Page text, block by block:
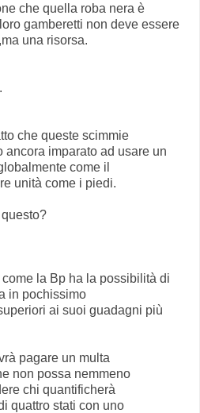
che quella roba nera è
gamberetti non deve essere
una risorsa.
che queste scimmie
imparato ad usare un
come il
unità come i piedi.
la Bp ha la possibilità di
in pochissimo
ai suoi guadagni più
pagare un multa
non possa nemmeno
chi quantificherà
quattro stati con uno